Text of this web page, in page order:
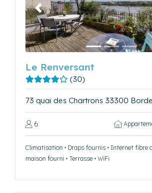
Précédent
Le Renversant
(30)
73 quai des Chartrons 33300
6
Climatisation • Draps fournis • Internet fibre
maison fourni • Terrasse • WiFi